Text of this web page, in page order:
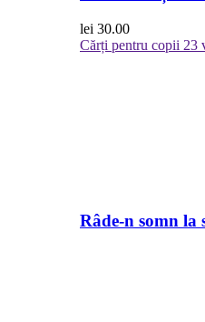
lei 30.00
Cărți pentru copii 23
Râde-n somn la